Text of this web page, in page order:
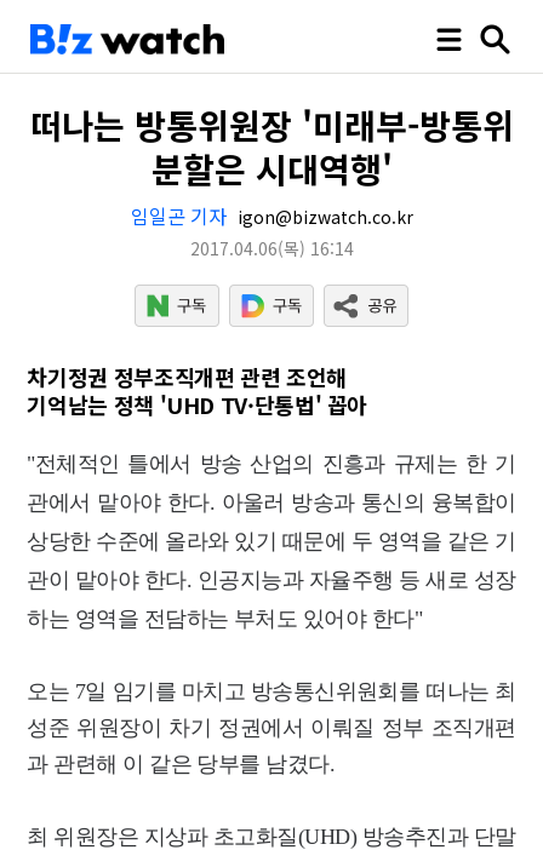
떠나는 방통위원장 '미래부-방통위
분할은 시대역행'
임일곤 기자 igon@bizwatch.co.kr
2017.04.06(목) 16:14
차기정권 정부조직개편 관련 조언해
기억남는 정책 'UHD TV·단통법' 꼽아
"전체적인 틀에서 방송 산업의 진흥과 규제는 한 기
관에서 맡아야 한다. 아울러 방송과 통신의 융복합이
상당한 수준에 올라와 있기 때문에 두 영역을 같은 기
관이 맡아야 한다. 인공지능과 자율주행 등 새로 성장
하는 영역을 전담하는 부처도 있어야 한다"
오는 7일 임기를 마치고 방송통신위원회를 떠나는 최
성준 위원장이 차기 정권에서 이뤄질 정부 조직개편
과 관련해 이 같은 당부를 남겼다.
최 위원장은 지상파 초고화질(UHD) 방송추진과 단말